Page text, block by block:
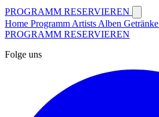
PROGRAMM RESERVIEREN
Home Programm Artists Alben Getränke
PROGRAMM RESERVIEREN
Folge uns